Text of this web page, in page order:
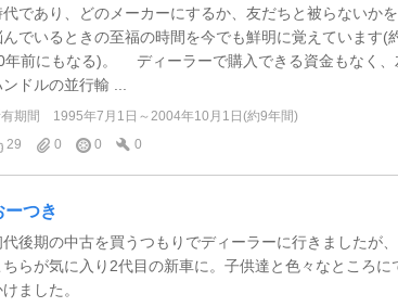
代であり、どのメーカーにするか、友だちと被らないかを
んでいるときの至福の時間を今でも鮮明に覚えています(
年前にもなる)。 ディーラーで購入できる資金もなく、
ドルの並行輸 ...
期間
1995年7月1日～2004年10月1日(約9年間)
29
0 0 0
ーつき
代後期の中古を買うつもりでディーラーに行きましたが、
ちらが気に入り2代目の新車に。子供達と色々なところに
ました。